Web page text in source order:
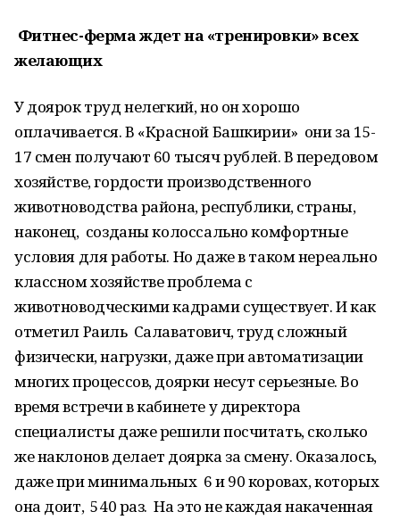
Фитнес-ферма ждет на «тренировки» всех
желающих
У доярок труд нелегкий, но он хорошо
оплачивается. В «Красной Башкирии» они за 15-
17 смен получают 60 тысяч рублей. В передовом
хозяйстве, гордости производственного
животноводства района, республики, страны,
наконец, созданы колоссально комфортные
условия для работы. Но даже в таком нереально
классном хозяйстве проблема с
животноводческими кадрами существует. И как
отметил Раиль Салаватович, труд сложный
физически, нагрузки, даже при автоматизации
многих процессов, доярки несут серьезные. Во
время встречи в кабинете у директора
специалисты даже решили посчитать, сколько
же наклонов делает доярка за смену. Оказалось,
даже при минимальных 6 и 90 коровах, которых
она доит, 540 раз. На это не каждая накаченная